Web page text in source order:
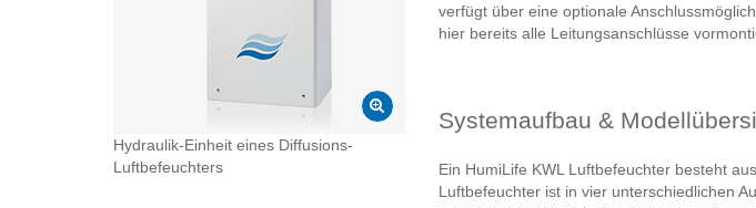
Hydraulik-Einheit eines Diffusions-
Luftbefeuchters
verfügt über eine optionale
hier bereits alle Leitungsanschlüsse
Systemaufbau &
Ein HumiLife KWL Luftbefeuchter besteht
Luftbefeuchter ist in vier unterschiedlichen